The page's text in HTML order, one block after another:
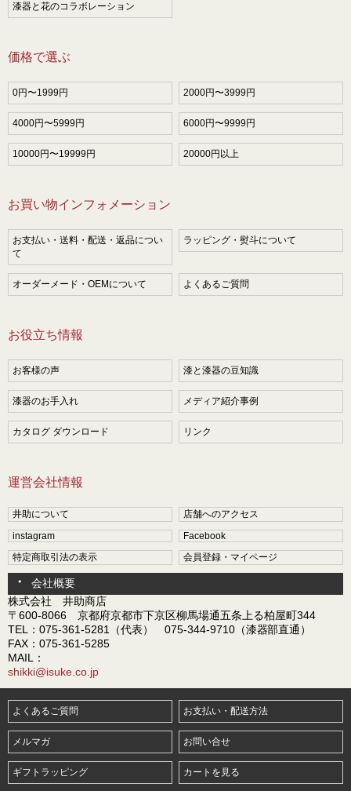
漆器と花のコラボレーション
価格で選ぶ
0円〜1999円 2000円〜3999円
4000円〜5999円 6000円〜9999円
10000円〜19999円 20000円以上
お買い物インフォメーション
お支払い・送料・配送・返品につい
て
ラッピング・熨斗について
オーダーメード・OEMについて よくあるご質問
お役立ち情報
お客様の声 漆と漆器の豆知識
漆器のお手入れ メディア紹介事例
カタログ ダウンロード リンク
運営会社情報
井助について
店舗へのアクセス
instagram
Facebook
特定商取引法の表示
会員登録・マイページ
会社概要
株式会社 井助商店
〒600-8066 京都府京都市下京区柳馬場通五条上る柏屋町344
TEL：075-361-5281（代表） 075-344-9710（漆器部直通）
FAX：075-361-5285
MAIL：
shikki@isuke.co.jp
よくあるご質問 お支払い・配送方法
メルマガ お問い合せ
ギフトラッピング カートを見る